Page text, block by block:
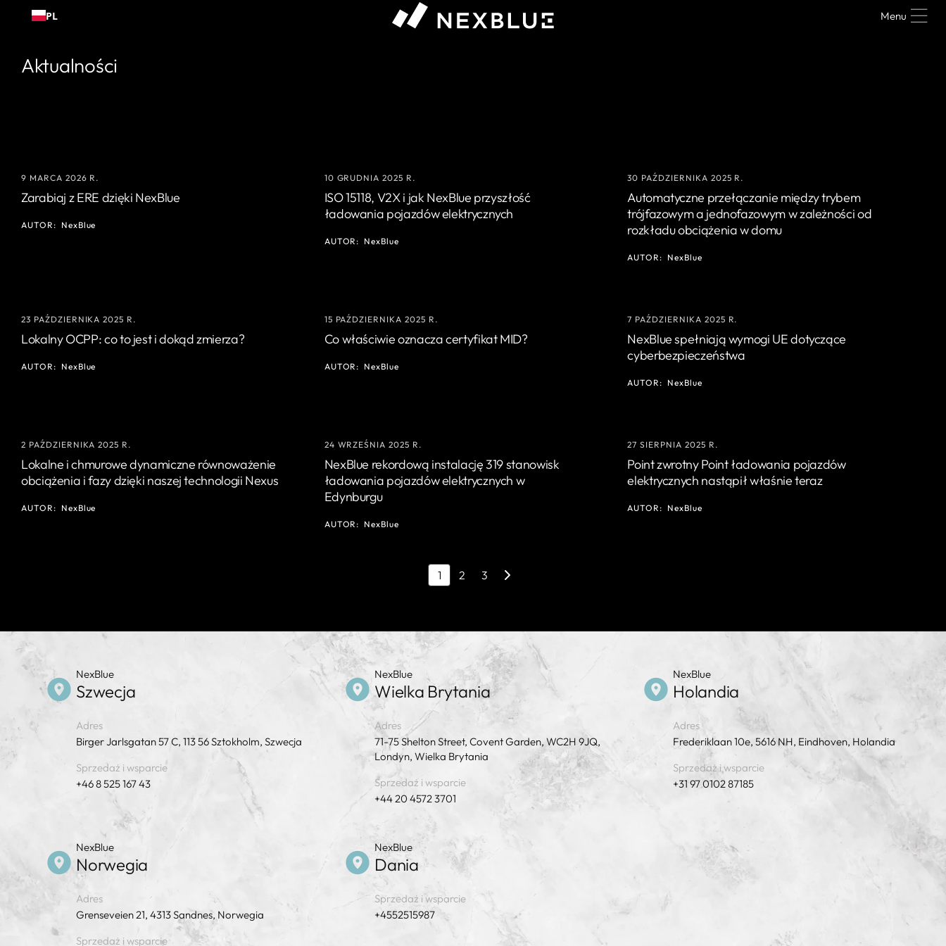
do
PL Menu
Aktualności
9 MARCA 2026 R.
Zarabiaj z ERE dzięki NexBlue
AUTOR: NexBlue
10 GRUDNIA 2025 R.
ISO 15118, V2X i jak NexBlue przyszłość
ładowania pojazdów elektrycznych
AUTOR: NexBlue
30 PAŹDZIERNIKA 2025 R.
Automatyczne przełączanie między trybem
trójfazowym a jednofazowym w zależności od
rozkładu obciążenia w domu
AUTOR: NexBlue
23 PAŹDZIERNIKA 2025 R.
Lokalny OCPP: co to jest i dokąd zmierza?
AUTOR: NexBlue
15 PAŹDZIERNIKA 2025 R.
Co właściwie oznacza certyfikat MID?
AUTOR: NexBlue
7 PAŹDZIERNIKA 2025 R.
NexBlue spełniają wymogi UE dotyczące
cyberbezpieczeństwa
AUTOR: NexBlue
2 PAŹDZIERNIKA 2025 R.
Lokalne i chmurowe dynamiczne równoważenie
obciążenia i fazy dzięki naszej technologii Nexus
AUTOR: NexBlue
24 WRZEŚNIA 2025 R.
NexBlue rekordową instalację 319 stanowisk
ładowania pojazdów elektrycznych w
Edynburgu
AUTOR: NexBlue
27 SIERPNIA 2025 R.
Point zwrotny Point ładowania pojazdów
elektrycznych nastąpił właśnie teraz
AUTOR: NexBlue
1 2 3
NexBlue
Szwecja
Adres
Birger Jarlsgatan 57 C, 113 56 Sztokholm, Szwecja
Sprzedaż i wsparcie
+46 8 525 167 43
NexBlue
Wielka Brytania
Adres
71-75 Shelton Street, Covent Garden, WC2H 9JQ,
Londyn, Wielka Brytania
Sprzedaż i wsparcie
+44 20 4572 3701
NexBlue
Holandia
Adres
Frederiklaan 10e, 5616 NH, Eindhoven, Holandia
Sprzedaż i wsparcie
+31 97 0102 87185
NexBlue
Norwegia
Adres
Grenseveien 21, 4313 Sandnes, Norwegia
Sprzedaż i wsparcie
NexBlue
Dania
Sprzedaż i wsparcie
+4552515987